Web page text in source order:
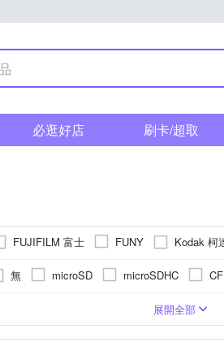
必逛好店 刷卡/超取
FUJIFILM 富士 FUNY Kodak 柯
國際牌
PENTAX Polaroid 寶麗萊
無 microSD microSDHC CF
固定式螢幕
1200萬~1600萬像素
BSI CMOS(高感光
拍立得
無
1/6000秒
展開全部